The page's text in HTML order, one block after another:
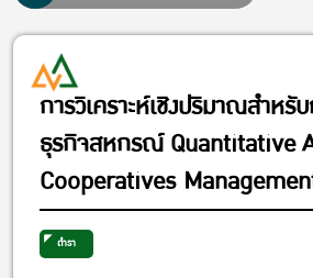
การวิเคราะห์เชิงปริมาณสำหรั
ธุรกิจสหกรณ์ Quantitative
Cooperatives
ตำรา